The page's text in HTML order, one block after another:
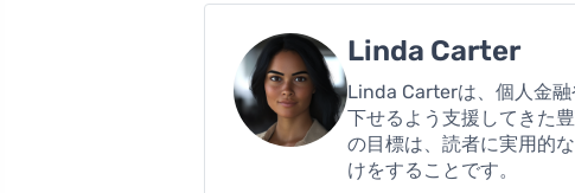
Linda Carter
Linda Carterは、個人金
下せるよう支援してきた
の目標は、読者に実用的
けをすることです。